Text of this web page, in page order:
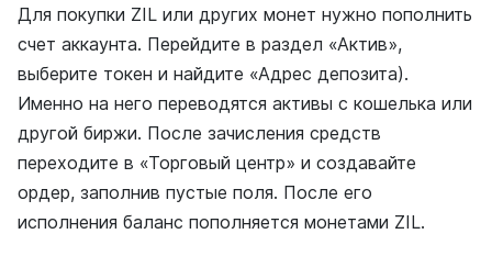
Для покупки ZIL или других монет нужно пополнить
счет аккаунта. Перейдите в раздел «Актив»,
выберите токен и найдите «Адрес депозита).
Именно на него переводятся активы с кошелька или
другой биржи. После зачисления средств
переходите в «Торговый центр» и создавайте
ордер, заполнив пустые поля. После его
исполнения баланс пополняется монетами ZIL.